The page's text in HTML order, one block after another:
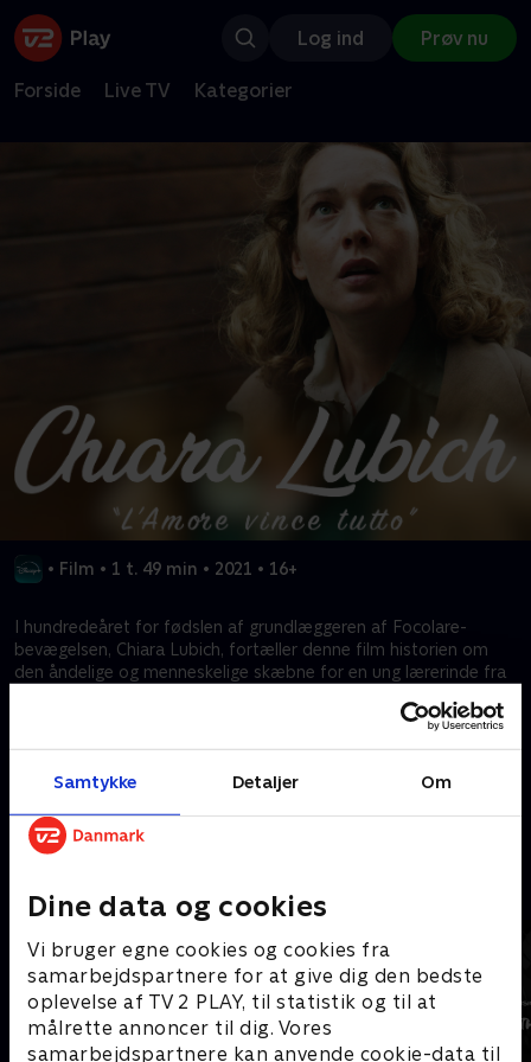
Samtykke Detaljer Om
Dine data og cookies
Vi bruger egne cookies og cookies fra
samarbejdspartnere for at give dig den bedste
oplevelse af TV 2 PLAY, til statistik og til at
målrette annoncer til dig. Vores
samarbejdspartnere kan anvende cookie-data til
Log ind Prøv nu
Forside Live TV Kategorier
• Film • 1 t. 49 min • 2021 • 16+
I hundredeåret for fødslen af ​​grundlæggeren af ​​Focolare-
bevægelsen, Chiara Lubich, fortæller denne film historien om
den åndelige og menneskelige skæbne for en ung lærerinde fra
en bedre, mere forenet verden ved at sværge troskab til Gud
Kræver tilkøb
Mere indhold fra Disney+